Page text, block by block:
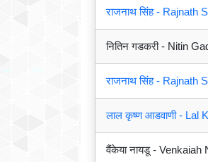
राजनाथ सिंह - Rajnath
नितिन गडकरी - Nitin
राजनाथ सिंह - Rajnath
लाल कृष्ण आडवाणी - Lal
वैंकेया नायडू - Venkaiah